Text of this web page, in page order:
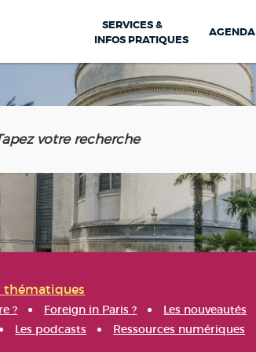
SERVICES &
INFOS PRATIQUES
AGENDA
thématiques
? Foreign in Paris ? Les nouveautés
Les podcasts Ressources numériques